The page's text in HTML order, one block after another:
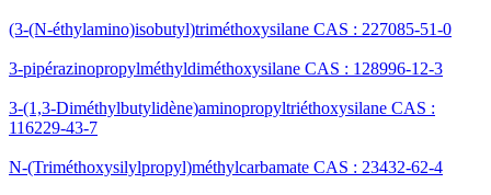
(3-(N-éthylamino)isobutyl)triméthoxysilane CAS : 227085-51-0
3-pipérazinopropylméthyldiméthoxysilane CAS : 128996-12-3
3-(1,3-Diméthylbutylidène)aminopropyltriéthoxysilane CAS :
116229-43-7
N-(Triméthoxysilylpropyl)méthylcarbamate CAS : 23432-62-4